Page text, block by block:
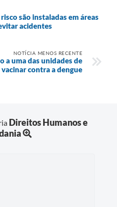
são instaladas em áreas
acidentes
NOTÍCIA MENOS RECENTE
a uma das unidades de
contra a dengue
Direitos Humanos e